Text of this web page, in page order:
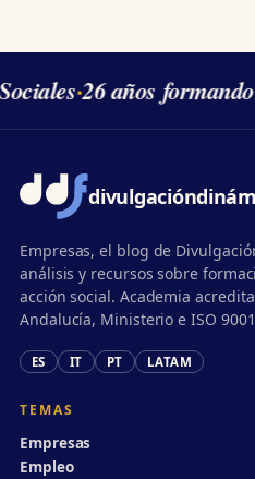
·26 años formando
divulgación
Empresas, el blog de
análisis y recursos sobre
acción social. Academia
Andalucía, Ministerio e ISO
ES IT PT LATAM
TEMAS
Empresas
Empleo